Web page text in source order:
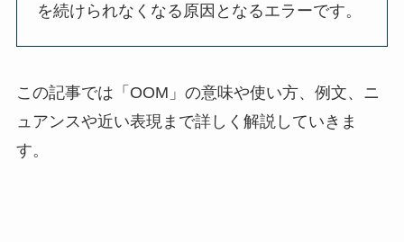
を続けられなくなる原因となるエラーです。
この記事では「OOM」の意味や使い方、例文、ニ
ュアンスや近い表現まで詳しく解説していきま
す。